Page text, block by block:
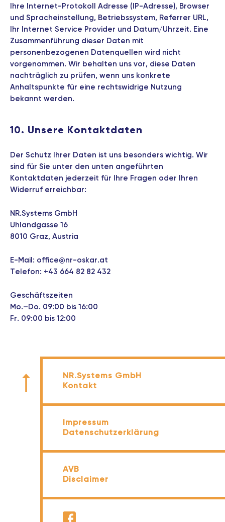
Ihre Internet-Protokoll Adresse (IP-Adresse), Browser
und Spracheinstellung, Betriebssystem, Referrer URL,
Ihr Internet Service Provider und Datum/Uhrzeit. Eine
Zusammenführung dieser Daten mit
personenbezogenen Datenquellen wird nicht
vorgenommen. Wir behalten uns vor, diese Daten
nachträglich zu prüfen, wenn uns konkrete
Anhaltspunkte für eine rechtswidrige Nutzung
bekannt werden.
10. Unsere Kontaktdaten
Der Schutz Ihrer Daten ist uns besonders wichtig. Wir
sind für Sie unter den unten angeführten
Kontaktdaten jederzeit für Ihre Fragen oder Ihren
Widerruf erreichbar:
NR.Systems GmbH
Uhlandgasse 16
8010 Graz, Austria
E-Mail: office@nr-oskar.at
Telefon: +43 664 82 82 432
Geschäftszeiten
Mo.–Do. 09:00 bis 16:00
Fr. 09:00 bis 12:00
NR.Systems GmbH
Kontakt
Impressum
Datenschutzerklärung
AVB
Disclaimer